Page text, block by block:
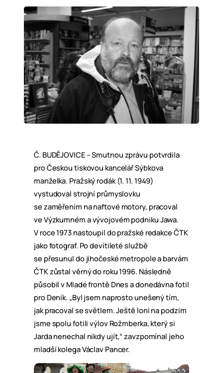
Č. BUDĚJOVICE – Smutnou zprávu potvrdila
pro Českou tiskovou kancelář Sýbkova
manželka. Pražský rodák (1. 11. 1949)
vystudoval strojní průmyslovku
se zaměřením na naftové motory, pracoval
ve Výzkumném a vývojovém podniku Jawa.
V roce 1973 nastoupil do pražské redakce ČTK
jako fotograf. Po devítileté službě
se přesunul do jihočeské metropole a barvám
ČTK zůstal věrný do roku 1996. Následně
působil v Mladé frontě Dnes a donedávna fotil
pro Deník. „Byl jsem naprosto unešený tím,
jak pracoval se světlem. Ještě loni na podzim
jsme spolu fotili výlov Rožmberka, který si
Jarda nenechal nikdy ujít,“ zavzpomínal jeho
mladší kolega Václav Pancer.